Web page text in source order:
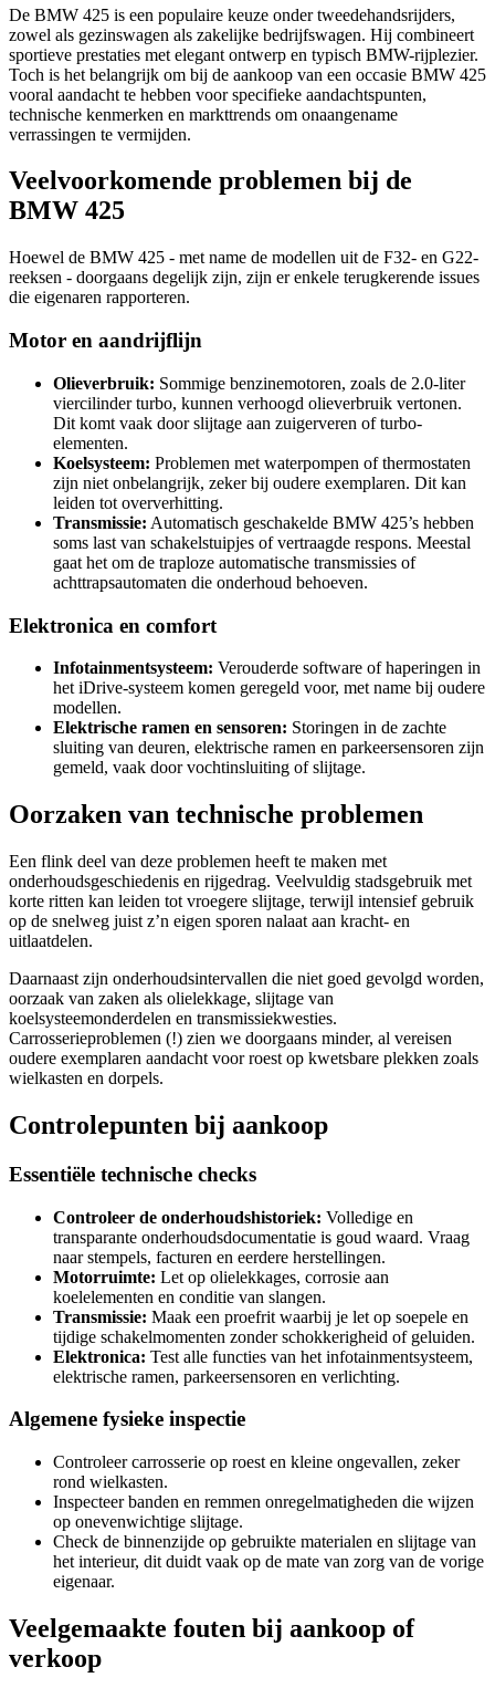
De BMW 425 is een populaire keuze onder tweedehandsrijders,
zowel als gezinswagen als zakelijke bedrijfswagen. Hij combineert
sportieve prestaties met elegant ontwerp en typisch BMW-rijplezier.
Toch is het belangrijk om bij de aankoop van een occasie BMW 425
vooral aandacht te hebben voor specifieke aandachtspunten,
technische kenmerken en markttrends om onaangename
verrassingen te vermijden.
Veelvoorkomende problemen bij de
BMW 425
Hoewel de BMW 425 - met name de modellen uit de F32- en G22-
reeksen - doorgaans degelijk zijn, zijn er enkele terugkerende issues
die eigenaren rapporteren.
Motor en aandrijflijn
Olieverbruik: Sommige benzinemotoren, zoals de 2.0-liter
viercilinder turbo, kunnen verhoogd olieverbruik vertonen.
Dit komt vaak door slijtage aan zuigerveren of turbo-
elementen.
Koelsysteem: Problemen met waterpompen of thermostaten
zijn niet onbelangrijk, zeker bij oudere exemplaren. Dit kan
leiden tot oververhitting.
Transmissie: Automatisch geschakelde BMW 425’s hebben
soms last van schakelstuipjes of vertraagde respons. Meestal
gaat het om de traploze automatische transmissies of
achttrapsautomaten die onderhoud behoeven.
Elektronica en comfort
Infotainmentsysteem: Verouderde software of haperingen in
het iDrive-systeem komen geregeld voor, met name bij oudere
modellen.
Elektrische ramen en sensoren: Storingen in de zachte
sluiting van deuren, elektrische ramen en parkeersensoren zijn
gemeld, vaak door vochtinsluiting of slijtage.
Oorzaken van technische problemen
Een flink deel van deze problemen heeft te maken met
onderhoudsgeschiedenis en rijgedrag. Veelvuldig stadsgebruik met
korte ritten kan leiden tot vroegere slijtage, terwijl intensief gebruik
op de snelweg juist z’n eigen sporen nalaat aan kracht- en
uitlaatdelen.
Daarnaast zijn onderhoudsintervallen die niet goed gevolgd worden,
oorzaak van zaken als olielekkage, slijtage van
koelsysteemonderdelen en transmissiekwesties.
Carrosserieproblemen (!) zien we doorgaans minder, al vereisen
oudere exemplaren aandacht voor roest op kwetsbare plekken zoals
wielkasten en dorpels.
Controlepunten bij aankoop
Essentiële technische checks
Controleer de onderhoudshistoriek: Volledige en
transparante onderhoudsdocumentatie is goud waard. Vraag
naar stempels, facturen en eerdere herstellingen.
Motorruimte: Let op olielekkages, corrosie aan
koelelementen en conditie van slangen.
Transmissie: Maak een proefrit waarbij je let op soepele en
tijdige schakelmomenten zonder schokkerigheid of geluiden.
Elektronica: Test alle functies van het infotainmentsysteem,
elektrische ramen, parkeersensoren en verlichting.
Algemene fysieke inspectie
Controleer carrosserie op roest en kleine ongevallen, zeker
rond wielkasten.
Inspecteer banden en remmen onregelmatigheden die wijzen
op onevenwichtige slijtage.
Check de binnenzijde op gebruikte materialen en slijtage van
het interieur, dit duidt vaak op de mate van zorg van de vorige
eigenaar.
Veelgemaakte fouten bij aankoop of
verkoop